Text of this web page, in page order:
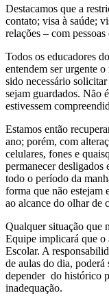
Destacamos que a
contato; visa à saúde;
relações – com
Todos os educadores
entendem ser urgente
sido necessário
sejam guardados. Não
estivessem
Estamos então
ano; porém, com
celulares, fones e
permanecer desligados
todo o período da
forma que não estejam
ao alcance do olhar de
Qualquer situação que
Equipe implicará que o
Escolar. A
de aulas do dia,
depender do histórico
inadequação.